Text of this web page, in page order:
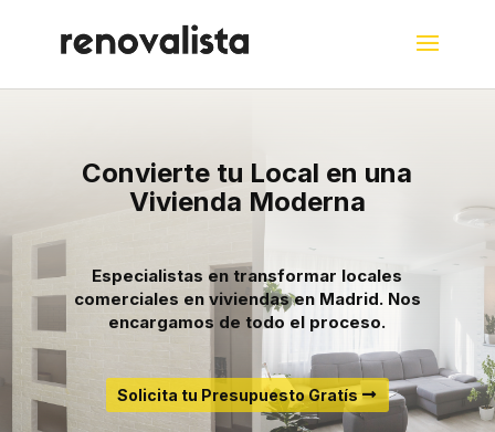
Convierte tu Local en una
Vivienda Moderna
Especialistas en transformar locales
comerciales en viviendas en Madrid. Nos
encargamos de todo el proceso.
Solicita tu Presupuesto Gratís